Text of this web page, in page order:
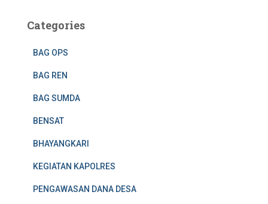
Categories
BAG OPS
BAG REN
BAG SUMDA
BENSAT
BHAYANGKARI
KEGIATAN KAPOLRES
PENGAWASAN DANA DESA